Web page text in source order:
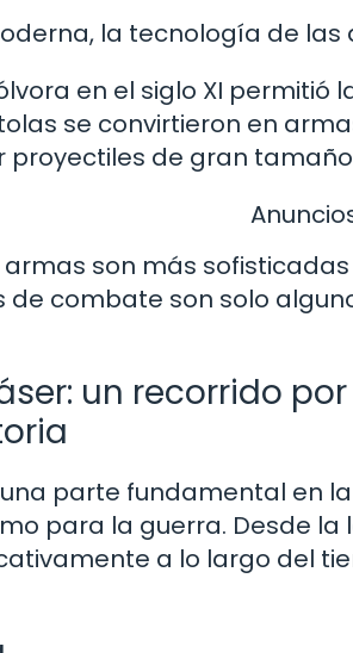
la tecnología de
en el siglo XI permitió
se convirtieron en
de gran
son más
de combate son solo
un recorrido
parte fundamental en
para la guerra. Desde la
a lo largo del